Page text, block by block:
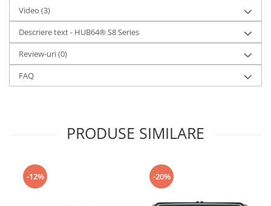
Video (3)
Descriere text - HUB64® S8 Series
Review-uri(0)
FAQ
PRODUSE SIMILARE
-12% -20%